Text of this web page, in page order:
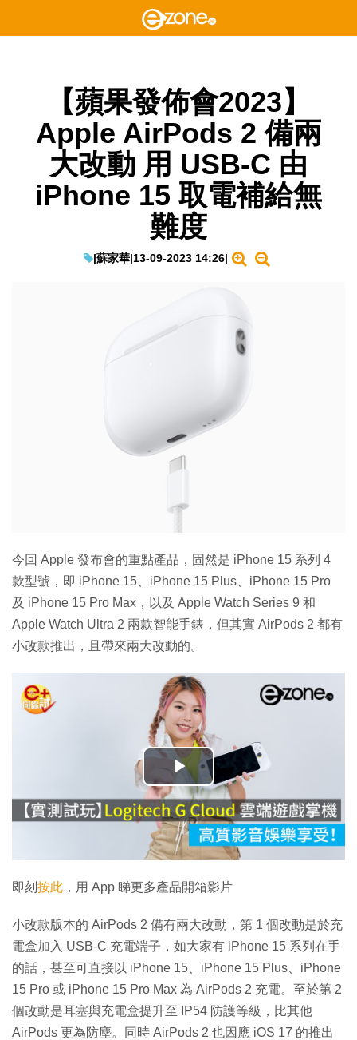
【蘋果發佈會2023】
Apple AirPods 2 備兩
大改動 用 USB-C 由
iPhone 15 取電補給無
難度
|蘇家華|13-09-2023 14:26|
今回 Apple 發布會的重點產品，固然是 iPhone 15 系列 4
款型號，即 iPhone 15、iPhone 15 Plus、iPhone 15 Pro
及 iPhone 15 Pro Max，以及 Apple Watch Series 9 和
Apple Watch Ultra 2 兩款智能手錶，但其實 AirPods 2 都有
小改款推出，且帶來兩大改動的。
播
放
影
片
即刻 按此 ，用 App 睇更多產品開箱影片
小改款版本的 AirPods 2 備有兩大改動，第 1 個改動是於充
電盒加入 USB-C 充電端子，如大家有 iPhone 15 系列在手
的話，甚至可直接以 iPhone 15、iPhone 15 Plus、iPhone
15 Pro 或 iPhone 15 Pro Max 為 AirPods 2 充電。至於第 2
個改動是耳塞與充電盒提升至 IP54 防護等級，比其他
AirPods 更為防塵。同時 AirPods 2 也因應 iOS 17 的推出